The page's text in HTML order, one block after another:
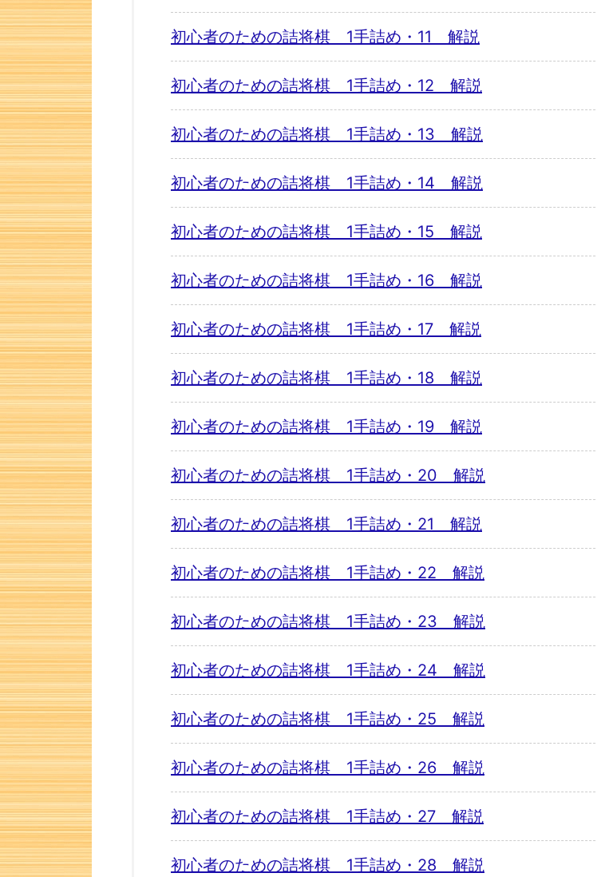
初心者のための詰将棋 1手詰め・11 解説
初心者のための詰将棋 1手詰め・12 解説
初心者のための詰将棋 1手詰め・13 解説
初心者のための詰将棋 1手詰め・14 解説
初心者のための詰将棋 1手詰め・15 解説
初心者のための詰将棋 1手詰め・16 解説
初心者のための詰将棋 1手詰め・17 解説
初心者のための詰将棋 1手詰め・18 解説
初心者のための詰将棋 1手詰め・19 解説
初心者のための詰将棋 1手詰め・20 解説
初心者のための詰将棋 1手詰め・21 解説
初心者のための詰将棋 1手詰め・22 解説
初心者のための詰将棋 1手詰め・23 解説
初心者のための詰将棋 1手詰め・24 解説
初心者のための詰将棋 1手詰め・25 解説
初心者のための詰将棋 1手詰め・26 解説
初心者のための詰将棋 1手詰め・27 解説
初心者のための詰将棋 1手詰め・28 解説